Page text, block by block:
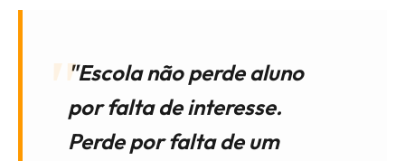
"Escola não perde aluno
por falta de interesse.
Perde por falta de um